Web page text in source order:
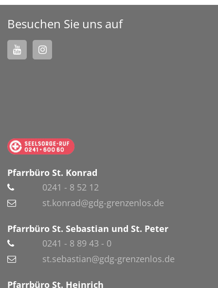
Besuchen Sie uns auf
Pfarrbüro St. Konrad
0241 - 8 52 12
st.konrad@gdg-grenzenlos.de
Pfarrbüro St. Sebastian und St. Peter
0241 - 8 89 43 - 0
st.sebastian@gdg-grenzenlos.de
Pfarrbüro St. Heinrich